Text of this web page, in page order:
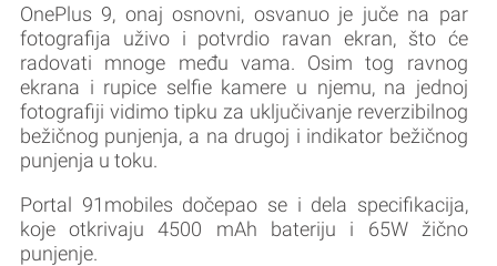
OnePlus 9, onaj osnovni, osvanuo je juče na par
fotografija uživo i potvrdio ravan ekran, što će
radovati mnoge među vama. Osim tog ravnog
ekrana i rupice selfie kamere u njemu, na jednoj
fotografiji vidimo tipku za uključivanje reverzibilnog
bežičnog punjenja, a na drugoj i indikator bežičnog
punjenja u toku.
Portal 91mobiles dočepao se i dela specifikacija,
koje otkrivaju 4500 mAh bateriju i 65W žično
punjenje.